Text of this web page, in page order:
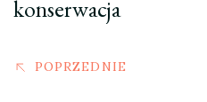
konserwacja
POPRZEDNIE